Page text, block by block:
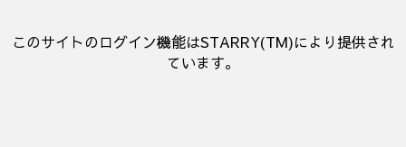
このサイトのログイン機能はSTARRY(TM)により提供され
ています。